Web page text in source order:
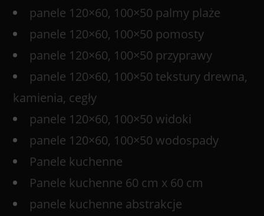
panele 120×60, 100×50 palmy plaże
panele 120×60, 100×50 pomosty
panele 120×60, 100×50 przyprawy
panele 120×60, 100×50 tekstury drewna,
kamienia, cegły
panele 120×60, 100×50 widoki
panele 120×60, 100×50 wodospady
Panele kuchenne
Panele kuchenne 60 cm x 60 cm
panele kuchenne abstrakcje